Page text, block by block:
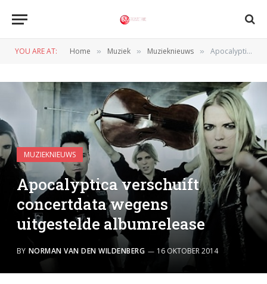
YOU ARE AT: Home » Muziek » Muzieknieuws » Apocalyptica verschuift concertdata wegens uitgestelde albumrelease
MUZIEKNIEUWS
Apocalyptica verschuift
concertdata wegens
uitgestelde albumrelease
BY NORMAN VAN DEN WILDENBERG 16 OKTOBER 2014